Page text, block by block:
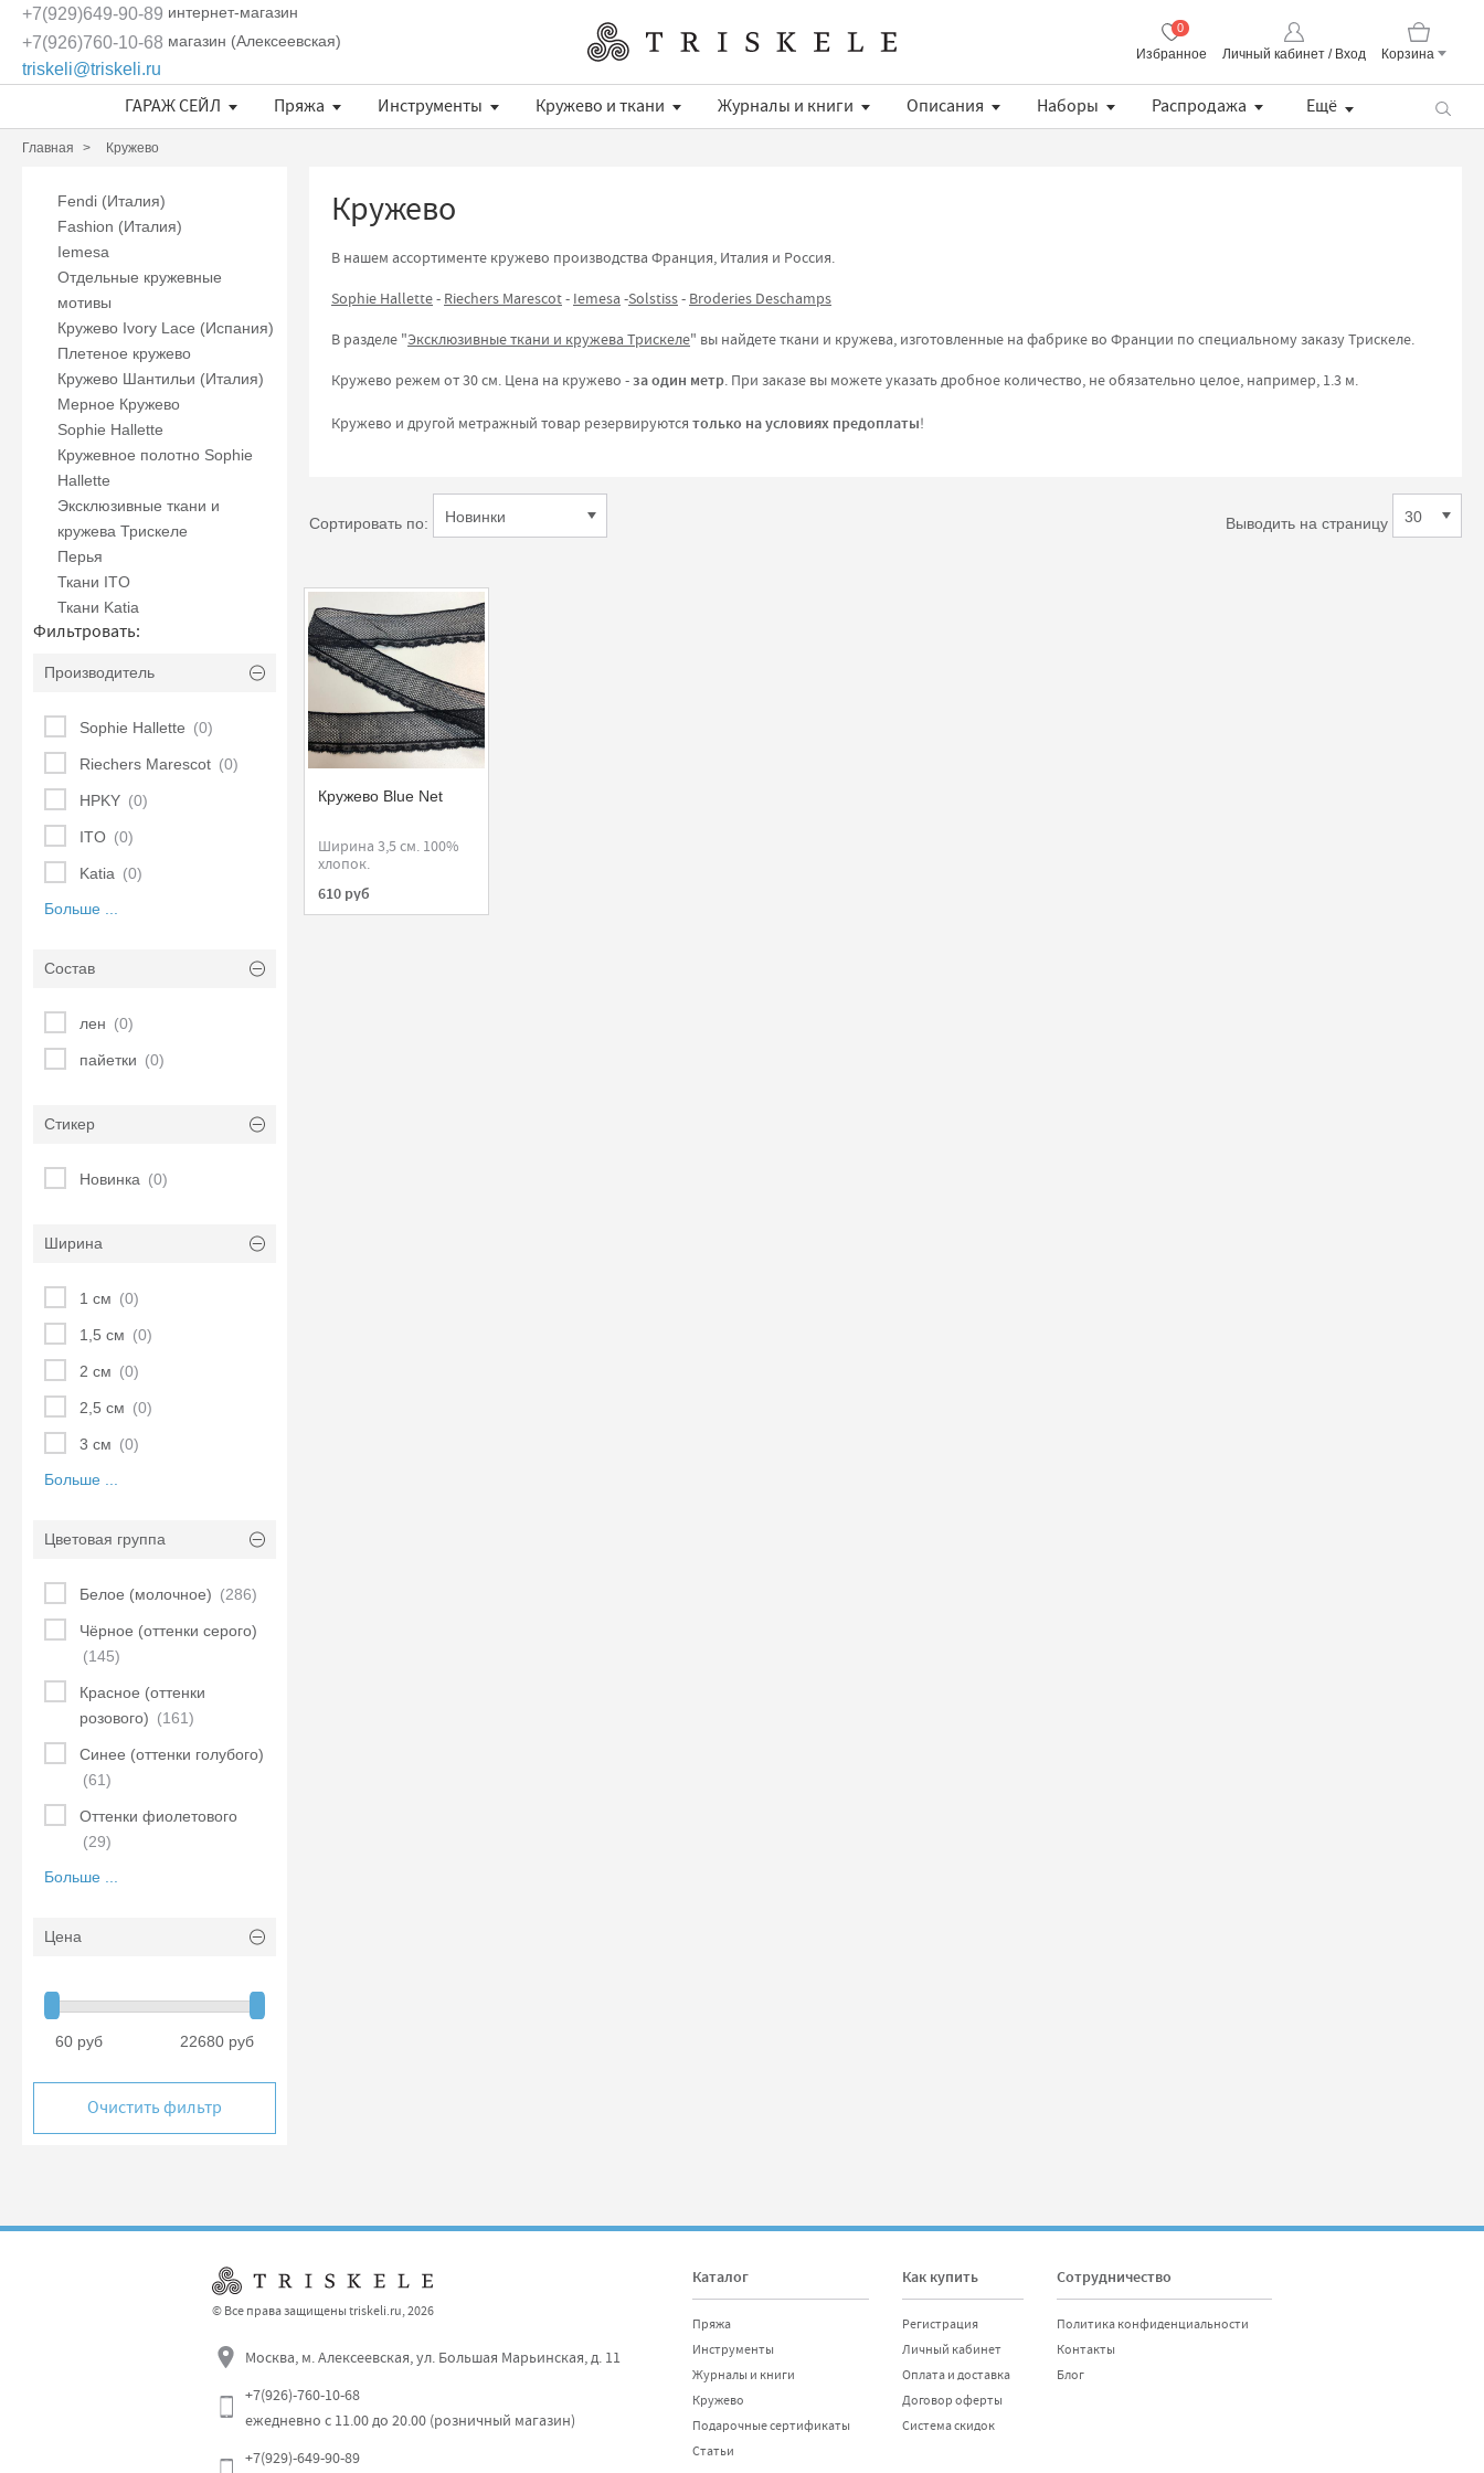
+7(929)649-90-89 интернет-магазин
+7(926)760-10-68 магазин (Алексеевская)
triskeli@triskeli.ru
Избранное
0
Личный кабинет / Вход Корзина
Корзина пуста
ГАРАЖ СЕЙЛ
Пряжа Инструменты Кружево и ткани Журналы и книги Описания Наборы Распродажа Ещё
Главная Кружево
Fendi (Италия)
Fashion (Италия)
Iemesa
Отдельные кружевные
мотивы
Кружево Ivory Lace (Испания)
Плетеное кружево
Кружево Шантильи (Италия)
Мерное Кружево
Sophie Hallette
Кружевное полотно Sophie
Hallette
Эксклюзивные ткани и
кружева Трискеле
Перья
Ткани ITO
Ткани Katia
Фильтровать:
Производитель
Sophie Hallette (0)
Riechers Marescot (0)
HPKY (0)
ITO (0)
Katia (0)
Больше ...
Состав
лен (0)
пайетки (0)
Стикер
Новинка (0)
Ширина
1 см (0)
1,5 см (0)
2 см (0)
2,5 см (0)
3 см (0)
Больше ...
Цветовая группа
Белое (молочное) (286)
Чёрное (оттенки серого)
(145)
Красное (оттенки
розового) (161)
Синее (оттенки голубого)
(61)
Оттенки фиолетового
(29)
Больше ...
Цена
60 руб 22680 руб
Очистить фильтр
Кружево
В нашем ассортименте кружево производства Франция, Италия и Россия.
Sophie Hallette- Riechers Marescot- Iemesa -Solstiss- Broderies Deschamps
В разделе "Эксклюзивные ткани и кружева Трискеле" вы найдете ткани и кружева, изготовленные на фабрике во Франции по специальному заказу Трискеле.
Кружево режем от 30 см. Цена на кружево -за один метр. При заказе вы можете указать дробное количество, не обязательно целое, например, 1.3 м.
Кружево и другой метражный товар резервируются только на условиях предоплаты!
Сортировать по: Выводить на страницу
Кружево Blue Net
Ширина 3,5 см. 100%
хлопок.
610 руб
© Все права защищены triskeli.ru, 2026
Москва, м. Алексеевская, ул. Большая Марьинская, д. 11
+7(926)-760-10-68
ежедневно с 11.00 до 20.00 (розничный магазин)
+7(929)-649-90-89
Каталог
Пряжа
Инструменты
Журналы и книги
Кружево
Подарочные сертификаты
Статьи
Как купить
Регистрация
Личный кабинет
Оплата и доставка
Договор оферты
Система скидок
Сотрудничество
Политика конфиденциальности
Контакты
Блог